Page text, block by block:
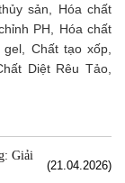
sản, Hóa chất
PH, Hóa chất
Chất tạo xốp,
Diệt Rêu Tảo,
Giải
(21.04.2026)